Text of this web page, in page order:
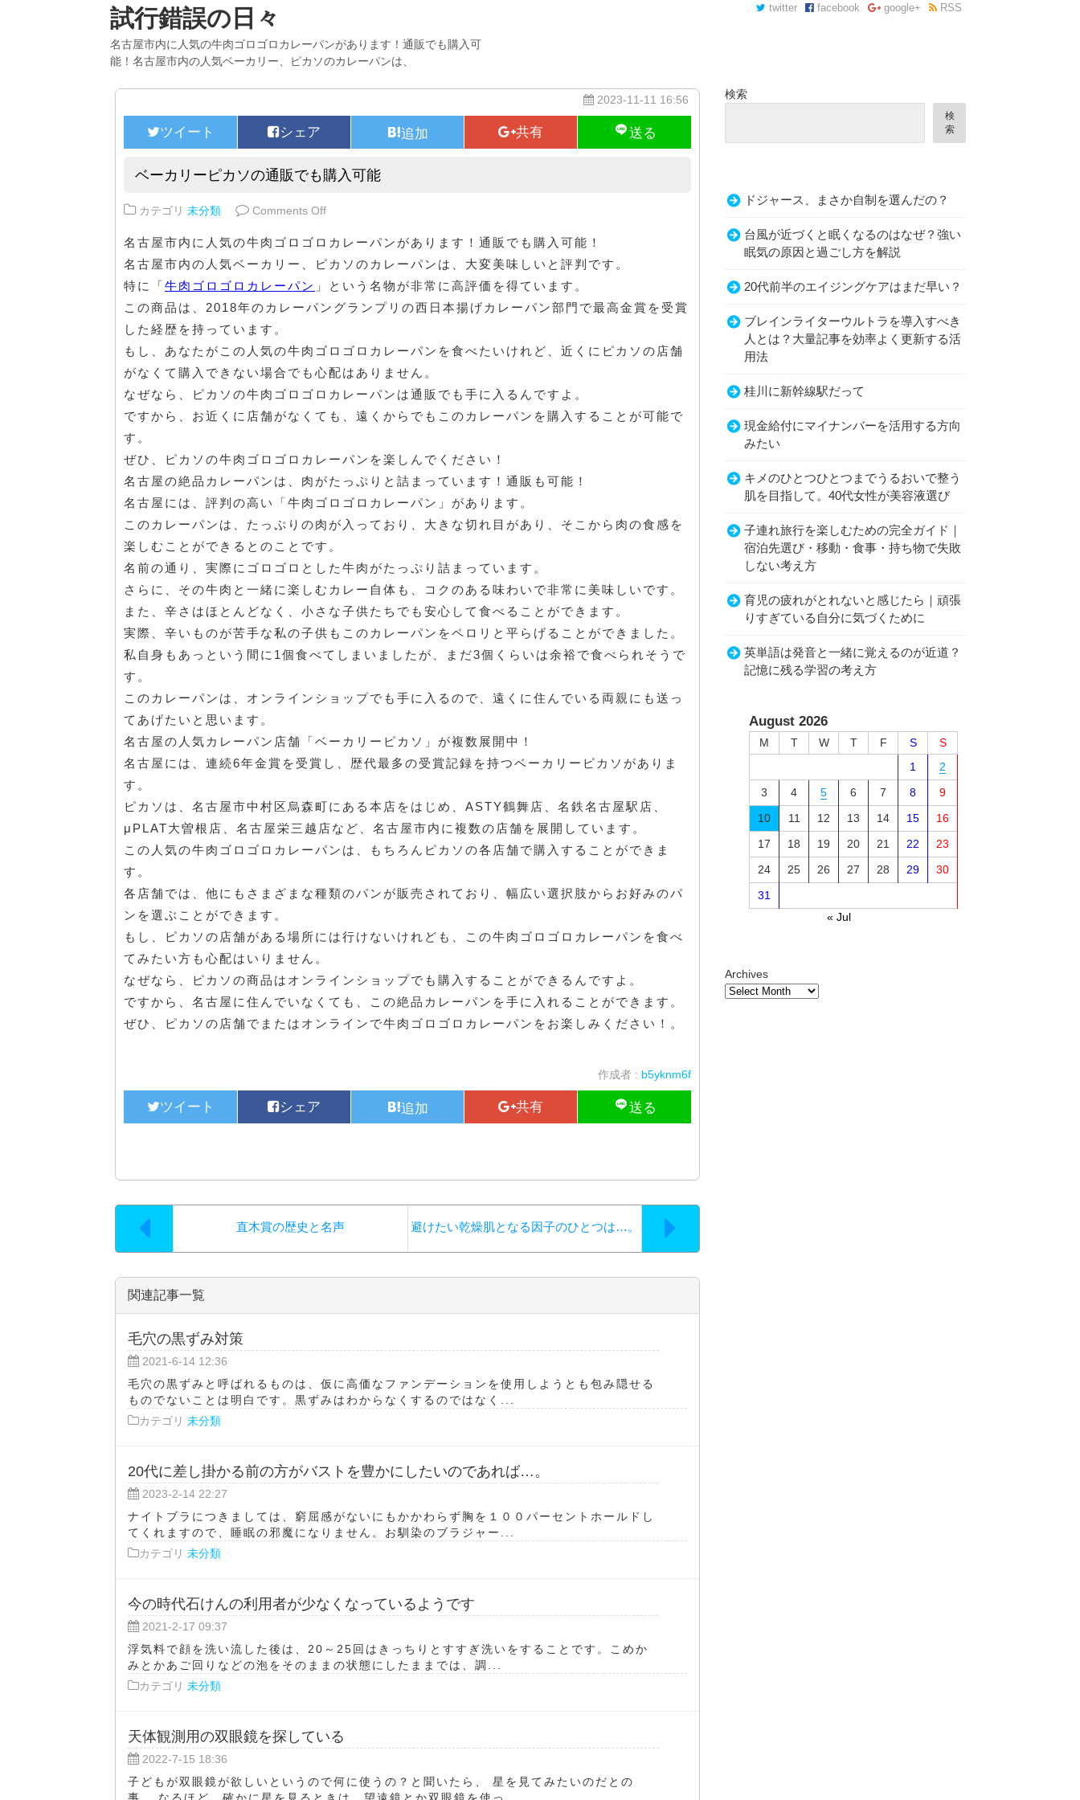
試行錯誤の日々
名古屋市内に人気の牛肉ゴロゴロカレーパンがあります！通販でも購入可
能！名古屋市内の人気ベーカリー、ピカソのカレーパンは、
twitter facebook google+ RSS
2023-11-11 16:56
ベーカリーピカソの通販でも購入可能
カテゴリ 未分類 Comments Offon ベーカリーピカソの通販でも購入可能
名古屋市内に人気の牛肉ゴロゴロカレーパンがあります！通販でも購入可能！
名古屋市内の人気ベーカリー、ピカソのカレーパンは、大変美味しいと評判です。
特に「牛肉ゴロゴロカレーパン 」という名物が非常に高評価を得ています。
この商品は、2018年のカレーパングランプリの西日本揚げカレーパン部門で最高金賞を受賞
した経歴を持っています。
もし、あなたがこの人気の牛肉ゴロゴロカレーパンを食べたいけれど、近くにピカソの店舗
がなくて購入できない場合でも心配はありません。
なぜなら、ピカソの牛肉ゴロゴロカレーパンは通販でも手に入るんですよ。
ですから、お近くに店舗がなくても、遠くからでもこのカレーパンを購入することが可能で
す。
ぜひ、ピカソの牛肉ゴロゴロカレーパンを楽しんでください！
名古屋の絶品カレーパンは、肉がたっぷりと詰まっています！通販も可能！
名古屋には、評判の高い「牛肉ゴロゴロカレーパン」があります。
このカレーパンは、たっぷりの肉が入っており、大きな切れ目があり、そこから肉の食感を
楽しむことができるとのことです。
名前の通り、実際にゴロゴロとした牛肉がたっぷり詰まっています。
さらに、その牛肉と一緒に楽しむカレー自体も、コクのある味わいで非常に美味しいです。
また、辛さはほとんどなく、小さな子供たちでも安心して食べることができます。
実際、辛いものが苦手な私の子供もこのカレーパンをペロリと平らげることができました。
私自身もあっという間に1個食べてしまいましたが、まだ3個くらいは余裕で食べられそうで
す。
このカレーパンは、オンラインショップでも手に入るので、遠くに住んでいる両親にも送っ
てあげたいと思います。
名古屋の人気カレーパン店舗「ベーカリーピカソ」が複数展開中！
名古屋には、連続6年金賞を受賞し、歴代最多の受賞記録を持つベーカリーピカソがありま
す。
ピカソは、名古屋市中村区烏森町にある本店をはじめ、ASTY鶴舞店、名鉄名古屋駅店、
μPLAT大曽根店、名古屋栄三越店など、名古屋市内に複数の店舗を展開しています。
この人気の牛肉ゴロゴロカレーパンは、もちろんピカソの各店舗で購入することができま
す。
各店舗では、他にもさまざまな種類のパンが販売されており、幅広い選択肢からお好みのパ
ンを選ぶことができます。
もし、ピカソの店舗がある場所には行けないけれども、この牛肉ゴロゴロカレーパンを食べ
てみたい方も心配はいりません。
なぜなら、ピカソの商品はオンラインショップでも購入することができるんですよ。
ですから、名古屋に住んでいなくても、この絶品カレーパンを手に入れることができます。
ぜひ、ピカソの店舗でまたはオンラインで牛肉ゴロゴロカレーパンをお楽しみください！。
作成者 : b5yknm6f
直木賞の歴史と名声 避けたい乾燥肌となる因子のひとつは…。
関連記事一覧
毛穴の黒ずみ対策
2021-6-14 12:36
毛穴の黒ずみと呼ばれるものは、仮に高価なファンデーションを使用しようとも包み隠せる
ものでないことは明白です。黒ずみはわからなくするのではなく...
カテゴリ 未分類
20代に差し掛かる前の方がバストを豊かにしたいのであれば…。
2023-2-14 22:27
ナイトブラにつきましては、窮屈感がないにもかかわらず胸を１００パーセントホールドし
てくれますので、睡眠の邪魔になりません。お馴染のブラジャー...
カテゴリ 未分類
今の時代石けんの利用者が少なくなっているようです
2021-2-17 09:37
浮気料で顔を洗い流した後は、20～25回はきっちりとすすぎ洗いをすることです。こめか
みとかあご回りなどの泡をそのままの状態にしたままでは、調...
カテゴリ 未分類
天体観測用の双眼鏡を探している
2022-7-15 18:36
子どもが双眼鏡が欲しいというので何に使うの？と聞いたら、 星を見てみたいのだとの
事。 なるほど、確かに星を見るときは、望遠鏡とか双眼鏡を使っ...
検索
検
索
ドジャース、まさか自制を選んだの？
台風が近づくと眠くなるのはなぜ？強い
眠気の原因と過ごし方を解説
20代前半のエイジングケアはまだ早い？
ブレインライターウルトラを導入すべき
人とは？大量記事を効率よく更新する活
用法
桂川に新幹線駅だって
現金給付にマイナンバーを活用する方向
みたい
キメのひとつひとつまでうるおいで整う
肌を目指して。40代女性が美容液選び
子連れ旅行を楽しむための完全ガイド｜
宿泊先選び・移動・食事・持ち物で失敗
しない考え方
育児の疲れがとれないと感じたら｜頑張
りすぎている自分に気づくために
英単語は発音と一緒に覚えるのが近道？
記憶に残る学習の考え方
August 2026
M T W T F S
S
1
2
3
4 5 6 7 8
9
10
11 12 13 14 15
16
17
18 19 20 21 22
23
24
25 26 27 28 29
30
31
« Jul
Archives